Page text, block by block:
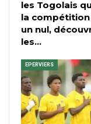
les Togolais
la compétition
un nul,
les…
EPERVIERS